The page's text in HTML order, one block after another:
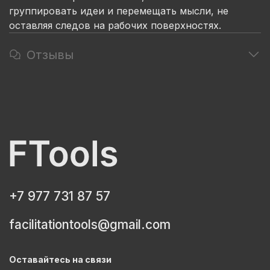
группировать идеи и перемещать мысли, не
оставляя следов на рабочих поверхностях.
Отзывы
+7 977 731 87 57
facilitationtools@gmail.com
Оставайтесь на связи